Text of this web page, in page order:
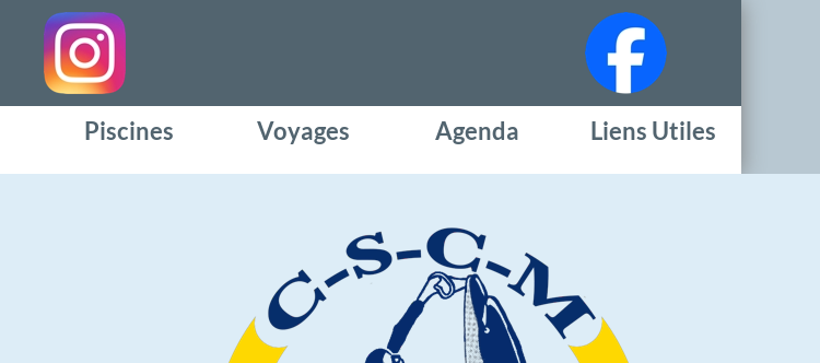
Piscines Voyages Agenda Liens Utiles